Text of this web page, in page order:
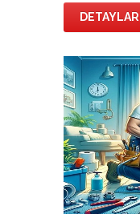
DETAYLAR